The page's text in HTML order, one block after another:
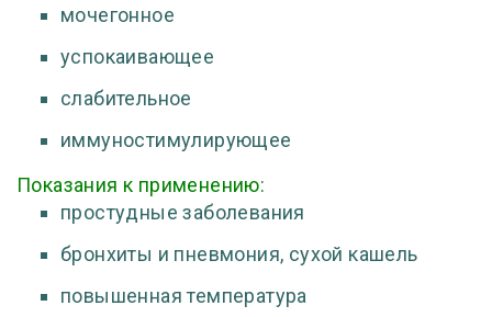
мочегонное
успокаивающее
слабительное
иммуностимулирующее
Показания к применению:
простудные заболевания
бронхиты и пневмония, сухой кашель
повышенная температура